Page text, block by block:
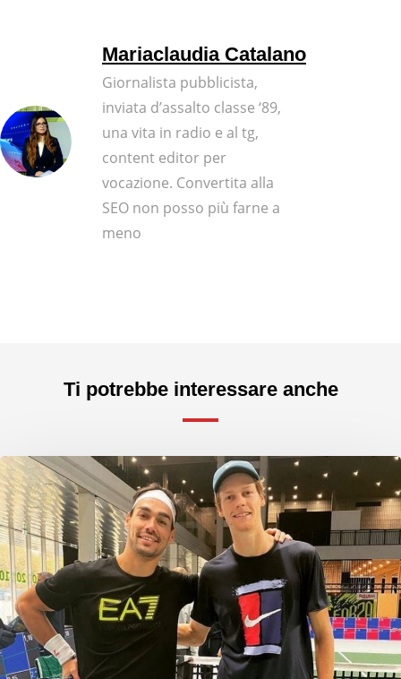
Mariaclaudia Catalano
Giornalista pubblicista,
inviata d’assalto classe ‘89,
una vita in radio e al tg,
content editor per
vocazione. Convertita alla
SEO non posso più farne a
meno
Ti potrebbe interessare anche